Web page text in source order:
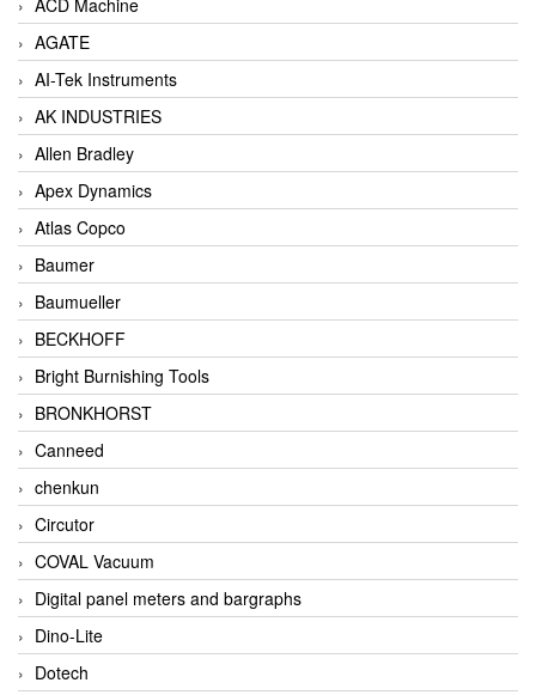
AGATE
AI-Tek Instruments
AK INDUSTRIES
Allen Bradley
Apex Dynamics
Atlas Copco
Baumer
Baumueller
BECKHOFF
Bright Burnishing Tools
BRONKHORST
Canneed
chenkun
Circutor
COVAL Vacuum
Digital panel meters and bargraphs
Dino-Lite
Dotech